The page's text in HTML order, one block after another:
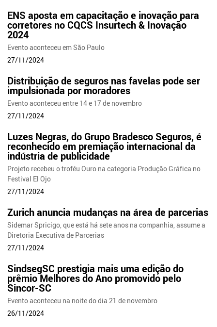
ENS aposta em capacitação e inovação para
corretores no CQCS Insurtech & Inovação
2024
Evento aconteceu em São Paulo
27/11/2024
Distribuição de seguros nas favelas pode ser
impulsionada por moradores
Evento aconteceu entre 14 e 17 de novembro
27/11/2024
Luzes Negras, do Grupo Bradesco Seguros, é
reconhecido em premiação internacional da
indústria de publicidade
Projeto recebeu o troféu Ouro na categoria Produção Gráfica no
Festival El Ojo
27/11/2024
Zurich anuncia mudanças na área de parcerias
Sidemar Spricigo, que está há sete anos na companhia, assume a
Diretoria Executiva de Parcerias
27/11/2024
SindsegSC prestigia mais uma edição do
prêmio Melhores do Ano promovido pelo
Sincor-SC
Evento aconteceu na noite do dia 21 de novembro
26/11/2024